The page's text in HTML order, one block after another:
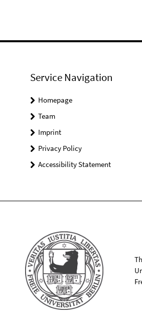
Service Navigation
Homepage
Team
Imprint
Privacy Policy
Accessibility Statement